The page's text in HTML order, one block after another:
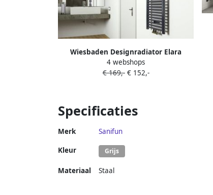
Wiesbaden Designradiator Elara
120x45cm 538 Watt Mat Antraciet
Middenonderaansluiting
4 webshops
€ 169,-€ 152,-
Specificaties
Merk Sanifun
Kleur Grijs
Materiaal Staal